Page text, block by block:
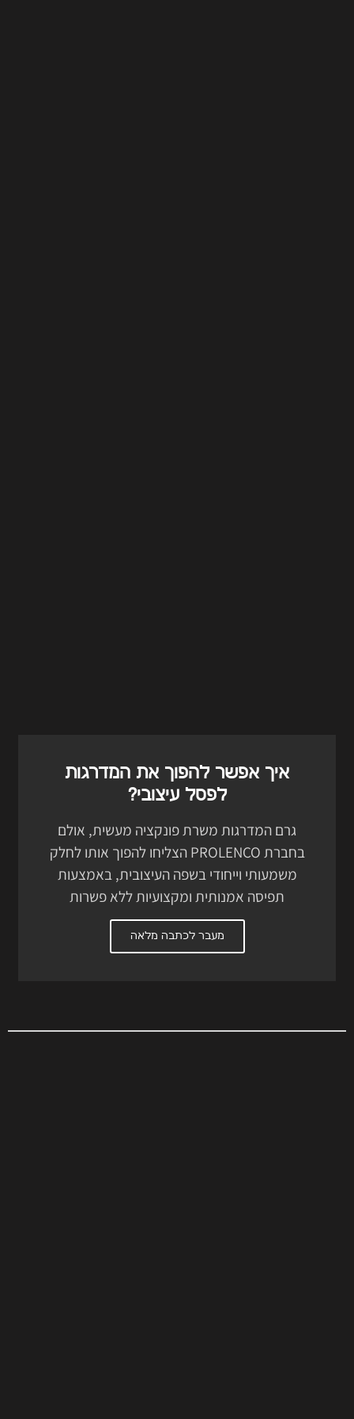
איך אפשר להפוך את המדרגות
לפסל עיצובי?
גרם המדרגות משרת פונקציה מעשית, אולם
בחברת PROLENCO הצליחו להפוך אותו לחלק
משמעותי וייחודי בשפה העיצובית, באמצעות
תפיסה אמנותית ומקצועיות ללא פשרות
מעבר לכתבה מלאה